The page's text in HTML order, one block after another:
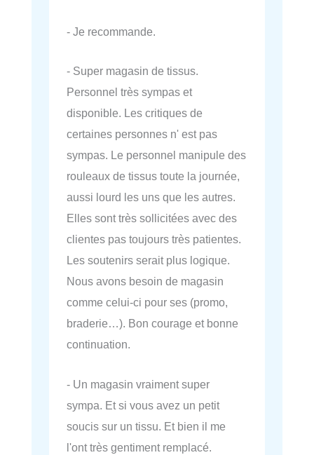
- Je recommande.
- Super magasin de tissus.
Personnel très sympas et
disponible. Les critiques de
certaines personnes n' est pas
sympas. Le personnel manipule des
rouleaux de tissus toute la journée,
aussi lourd les uns que les autres.
Elles sont très sollicitées avec des
clientes pas toujours très patientes.
Les soutenirs serait plus logique.
Nous avons besoin de magasin
comme celui-ci pour ses (promo,
braderie…). Bon courage et bonne
continuation.
- Un magasin vraiment super
sympa. Et si vous avez un petit
soucis sur un tissu. Et bien il me
l'ont très gentiment remplacé.